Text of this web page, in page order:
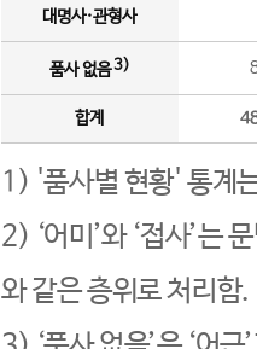
대명사·관형사
품사 없음3)
합계
1) '품사별 현황' 통계
2) ‘어미’와 ‘접사’는
와 같은 층위로 처리함.